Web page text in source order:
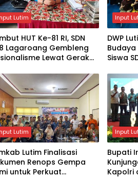
Lutim
HUT Ke-81 RI, SDN
Lagaroang Gembleng
Lewat Gerak
Input
DWP
Budaya
Siswa
Lutim
Lutim Finalisasi
Renops Gempa
untuk Perkuat
Input
Bupati
Kapolri